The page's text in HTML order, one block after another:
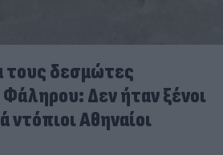
δεσμώτες
Δεν ήταν ξένοι
ντόπιοι Αθηναίοι